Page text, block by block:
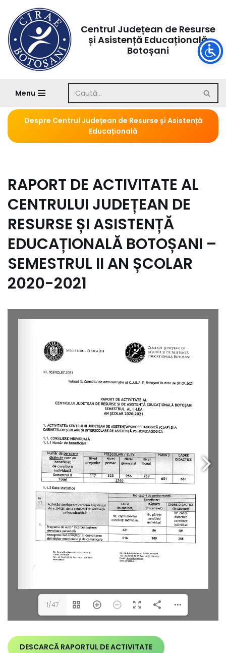
Sari
la
conținut
Centrul Județean de Resurse
și Asistență Educațională
Botoșani
Menu
Despre Centrul Județean de Resurse și Asistență
Educațională
RAPORT DE ACTIVITATE AL
CENTRULUI JUDEȚEAN DE
RESURSE ȘI ASISTENȚĂ
EDUCAȚIONALĂ BOTOȘANI –
SEMESTRUL II AN ȘCOLAR
2020-2021
1/47
DESCARCĂ RAPORTUL DE ACTIVITATE